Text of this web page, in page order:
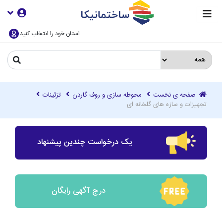
استان خود را انتخاب کنید
صفحه ی نخست محوطه سازی و روف گاردن
تزئینات
تجهیزات و سازه های گلخانه ای
یک درخواست چندین پیشنهاد
درج آگهی رایگان